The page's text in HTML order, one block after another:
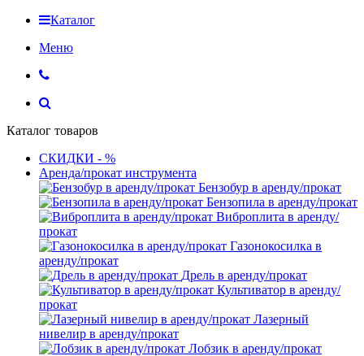
Каталог
Меню
Каталог товаров
СКИДКИ - %
Аренда/прокат инструмента
Бензобур в аренду/прокат
Бензопила в аренду/прокат
Виброплита в аренду/
прокат
Газонокосилка в
аренду/прокат
Дрель в аренду/прокат
Культиватор в аренду/
прокат
Лазерный
нивелир в аренду/прокат
Лобзик в аренду/прокат